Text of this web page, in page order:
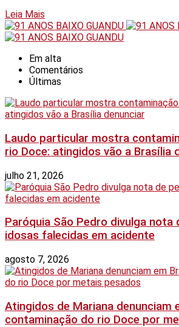
Leia Mais
Em alta
Comentários
Últimas
Laudo particular mostra
rio Doce: atingidos vão a Brasília
julho 21, 2026
Paróquia São Pedro divulga nota
idosas falecidas em acidente
agosto 7, 2026
Atingidos de Mariana denunciam
contaminação do rio Doce por